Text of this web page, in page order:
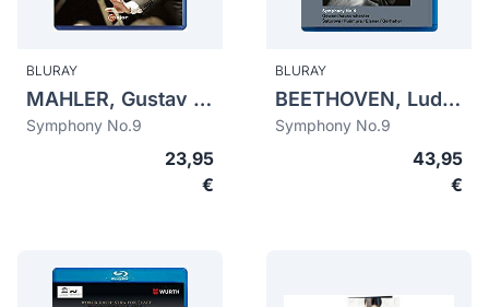
BLURAY
MAHLER, Gustav (1860-1911)
Symphony No.9
23,95
€
BLURAY
BEETHOVEN, Ludwig van (1770-1827)
Symphony No.9
43,95
€